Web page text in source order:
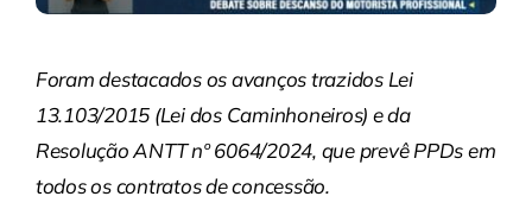
Foram destacados os avanços trazidos Lei
13.103/2015 (Lei dos Caminhoneiros) e da
Resolução ANTT nº 6064/2024, que prevê PPDs em
todos os contratos de concessão.